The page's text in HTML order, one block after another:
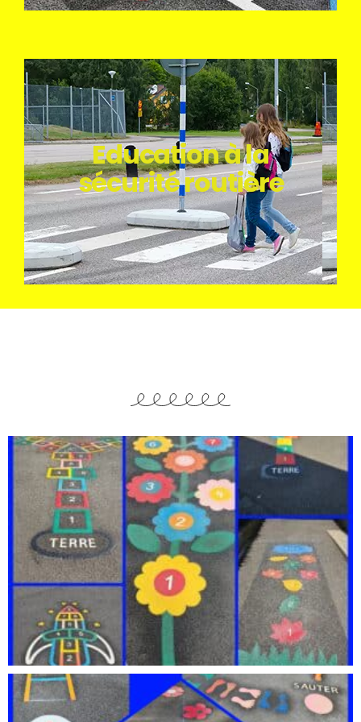
Education à la
sécurité routière
Education à la
sécurité routière